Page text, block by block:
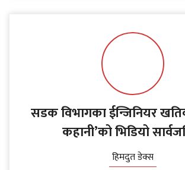
सडक विभागका ईन्जिनियर
कहानी’को भिडियो
हिमदुत डेक्स